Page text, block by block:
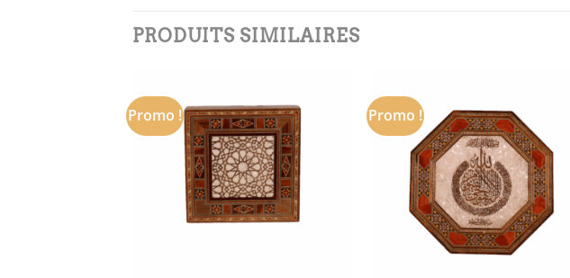
PRODUITS SIMILAIRES
Promo ! Promo !